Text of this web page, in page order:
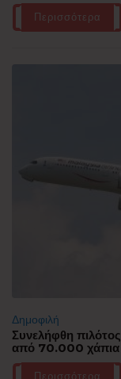
Περισσότερα
Δημοφιλή
Συνελήφθη
από 70.000 χάπια